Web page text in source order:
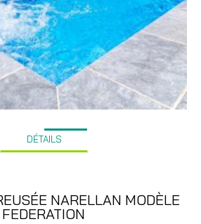
DÉTAILS
NARELLAN MODÈLE
FEDERATION